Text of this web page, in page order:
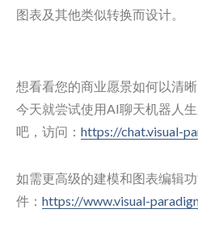
图表及其他类似转换而设计。
想看看您的商业愿景如何以清
今天就尝试使用AI聊天机器人
吧，访问： https://chat.visual-
如需更高级的建模和图表编辑
件： https://www.visual-